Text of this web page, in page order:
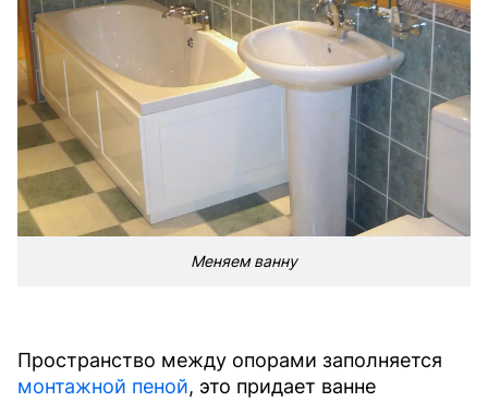
Меняем ванну
Пространство между опорами заполняется
монтажной пеной, это придает ванне